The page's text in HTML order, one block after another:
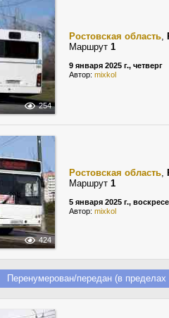
254
Ростовская область,
Маршрут 1
9 января 2025 г., четверг
Автор: mixkol
424
Ростовская область,
Маршрут 1
5 января 2025 г.,
Автор: mixkol
Перенумерован/передан (в пределах